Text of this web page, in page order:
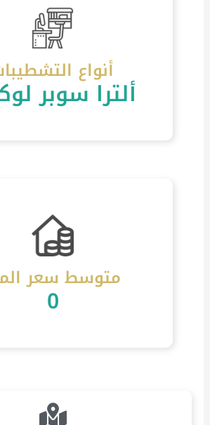
أنواع
ألترا سوبر
متوسط سعر
0